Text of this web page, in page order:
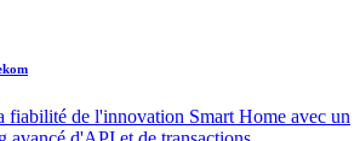
fiabilité de l'innovation Smart Home avec un